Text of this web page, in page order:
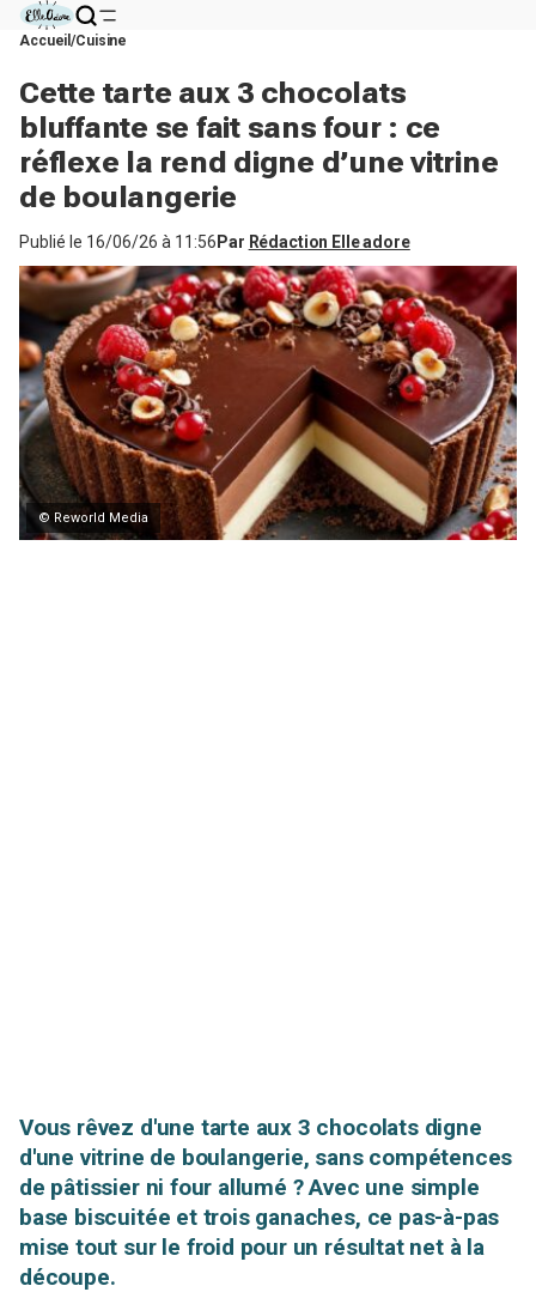
Accueil Cuisine
Cette tarte aux 3 chocolats
bluffante se fait sans four : ce
réflexe la rend digne d’une vitrine
de boulangerie
Publié le 16/06/26 à 11:56 Par Rédaction Elle adore
© Reworld Media
Vous rêvez d'une tarte aux 3 chocolats digne
d'une vitrine de boulangerie, sans compétences
de pâtissier ni four allumé ? Avec une simple
base biscuitée et trois ganaches, ce pas-à-pas
mise tout sur le froid pour un résultat net à la
découpe.